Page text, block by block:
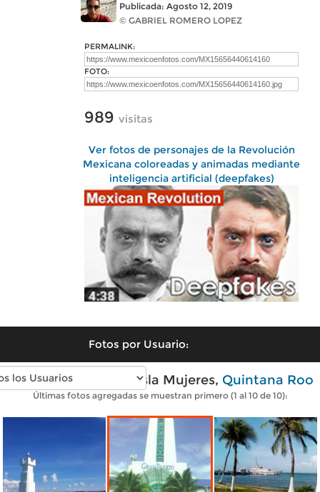
Publicada: Agosto 12, 2019
© GABRIEL ROMERO LOPEZ
PERMALINK:
FOTO:
989 visitas
Ver fotos de personajes de la Revolución
Mexicana coloreadas y animadas mediante
inteligencia artificial (deepfakes)
Fotos por Usuario:
Fotos modernas de Isla Mujeres, Quintana Roo
Últimas fotos agregadas se muestran primero (1 al 10 de 10):